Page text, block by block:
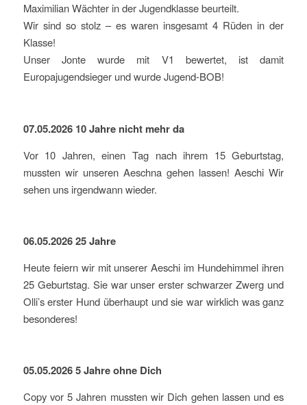
Maximilian Wächter in der Jugendklasse beurteilt.
Wir sind so stolz – es waren insgesamt 4 Rüden in der
Klasse!
Unser Jonte wurde mit V1 bewertet, ist damit
Europajugendsieger und wurde Jugend-BOB!
07.05.2026 10 Jahre nicht mehr da
Vor 10 Jahren, einen Tag nach ihrem 15 Geburtstag,
mussten wir unseren Aeschna gehen lassen! Aeschi Wir
sehen uns irgendwann wieder.
06.05.2026 25 Jahre
Heute feiern wir mit unserer Aeschi im Hundehimmel ihren
25 Geburtstag. Sie war unser erster schwarzer Zwerg und
Olli’s erster Hund überhaupt und sie war wirklich was ganz
besonderes!
05.05.2026 5 Jahre ohne Dich
Copy vor 5 Jahren mussten wir Dich gehen lassen und es